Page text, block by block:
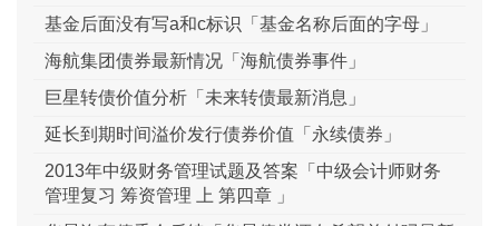
基金后面没有写a和c标识「基金名称后面的字母」
海航集团债券最新情况「海航债券事件」
巨星转债价值分析「未来转债最新消息」
延长到期时间溢价发行债券价值「永续债券」
2013年中级财务管理试题及答案「中级会计师财务
管理复习 筹资管理 上 第四章 」